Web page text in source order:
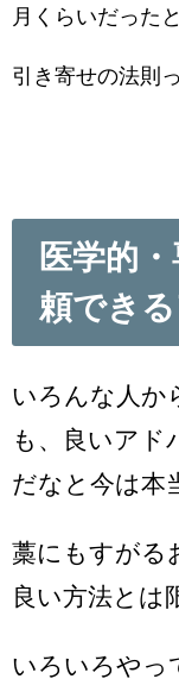
月くらいだった
引き寄せの法則
医学的
頼でき
いろんな人か
も、良いアド
だなと今は本
藁にもすがる
良い方法とは
いろいろやっ